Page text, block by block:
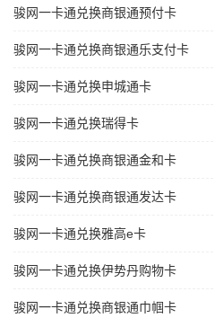
骏网一卡通兑换商银通预付卡
骏网一卡通兑换商银通乐支付卡
骏网一卡通兑换申城通卡
骏网一卡通兑换瑞得卡
骏网一卡通兑换商银通金和卡
骏网一卡通兑换商银通发达卡
骏网一卡通兑换雅高e卡
骏网一卡通兑换伊势丹购物卡
骏网一卡通兑换商银通巾帼卡